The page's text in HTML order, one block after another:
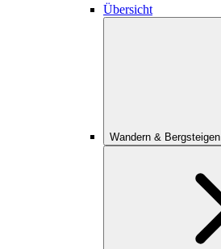
Übersicht
Wandern & Bergsteigen